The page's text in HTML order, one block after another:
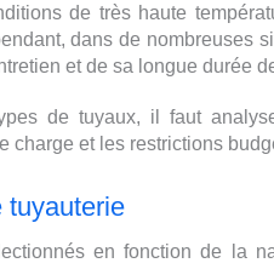
de très haute
dans de nombreuses
et de sa longue durée
de tuyaux, il faut
charge et les restrictions
tuyauterie
en fonction de la